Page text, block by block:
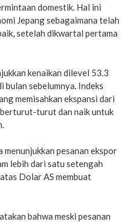
domestik. Hal ini
Jepang sebagaimana telah
setelah dikwartal pertama
kenaikan dilevel 53.3
bulan sebelumnya. Indeks
memisahkan ekspansi dari
turut dan naik untuk
pesanan ekspor
lebih dari satu setengah
Dolar AS membuat
bahwa meski pesanan